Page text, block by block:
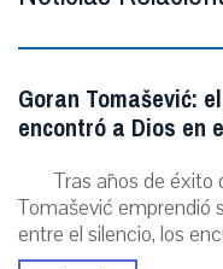
Goran Tomašević:
encontró a Dios en
Tras años de éxito
Tomašević emprendió
entre el silencio, los